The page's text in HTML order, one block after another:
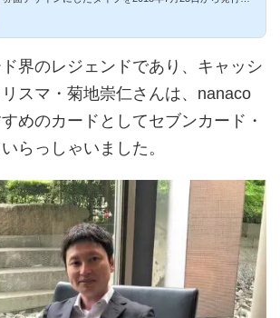
界のレジェンドであり、キャッシ
スマ・菊地崇仁さんは、nanaco
めのカードとしてセブンカード・
らっしゃいました。